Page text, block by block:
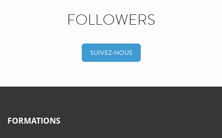
FOLLOWERS
SUIVEZ-NOUS
FORMATIONS